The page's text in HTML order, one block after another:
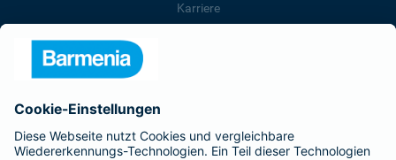
Karriere
Barmenia ist Teil der BarmeniaGothaer
BELIEBTE SEITEN